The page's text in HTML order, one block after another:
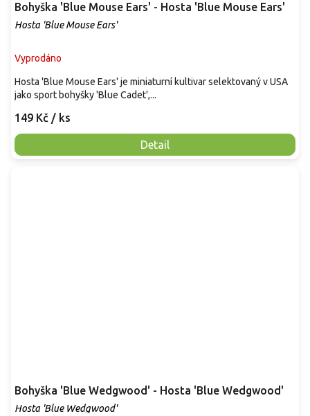
Bohyška 'Blue Mouse Ears' - Hosta 'Blue Mouse Ears'
Hosta 'Blue Mouse Ears'
Vyprodáno
149 Kč / ks
Detail
Hosta 'Blue Mouse Ears' je miniaturní kultivar selektovaný v USA
jako sport bohyšky 'Blue Cadet',...
Bohyška 'Blue Wedgwood' - Hosta 'Blue Wedgwood'
Hosta 'Blue Wedgwood'